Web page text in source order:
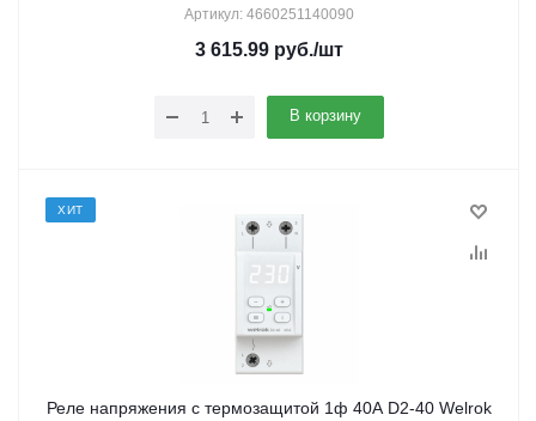
Артикул: 4660251140090
3 615.99 руб./шт
В корзину
ХИТ
Реле напряжения с термозащитой 1ф 40А D2-40 Welrok